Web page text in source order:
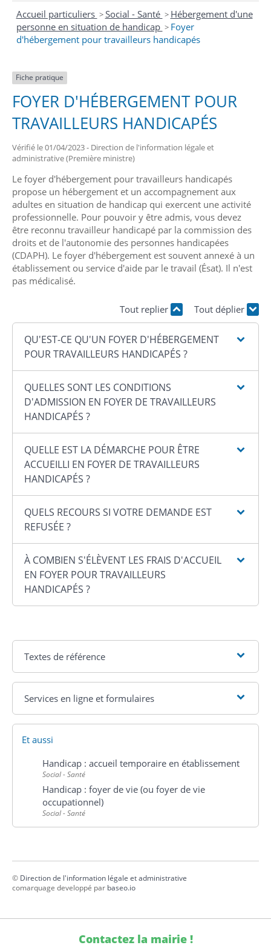
Accueil particuliers >Social - Santé > Hébergement d'une
personne en situation de handicap > Foyer
d'hébergement pour travailleurs handicapés
Fiche pratique
FOYER D'HÉBERGEMENT POUR
TRAVAILLEURS HANDICAPÉS
Vérifié le 01/04/2023 - Direction de l'information légale et
administrative (Première ministre)
Le foyer d'hébergement pour travailleurs handicapés
propose un hébergement et un accompagnement aux
adultes en situation de handicap qui exercent une activité
professionnelle. Pour pouvoir y être admis, vous devez
être reconnu travailleur handicapé par la commission des
droits et de l'autonomie des personnes handicapées
(CDAPH). Le foyer d'hébergement est souvent annexé à un
établissement ou service d'aide par le travail (Ésat). Il n'est
pas médicalisé.
Tout replier Tout déplier
QU'EST-CE QU'UN FOYER D'HÉBERGEMENT
POUR TRAVAILLEURS HANDICAPÉS ?
QUELLES SONT LES CONDITIONS
D'ADMISSION EN FOYER DE TRAVAILLEURS
HANDICAPÉS ?
QUELLE EST LA DÉMARCHE POUR ÊTRE
ACCUEILLI EN FOYER DE TRAVAILLEURS
HANDICAPÉS ?
QUELS RECOURS SI VOTRE DEMANDE EST
REFUSÉE ?
À COMBIEN S'ÉLÈVENT LES FRAIS D'ACCUEIL
EN FOYER POUR TRAVAILLEURS
HANDICAPÉS ?
Textes de référence
Services en ligne et formulaires
Et aussi
Handicap : accueil temporaire en établissement
Social - Santé
Handicap : foyer de vie (ou foyer de vie
occupationnel)
Social - Santé
© Direction de l'information légale et administrative
comarquage developpé par baseo.io
Contactez la mairie !